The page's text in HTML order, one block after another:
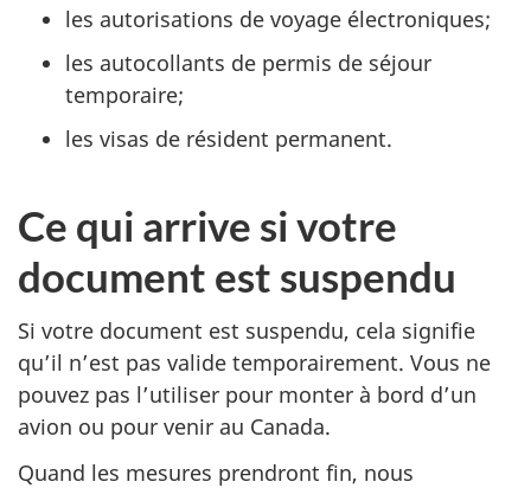
les autorisations de voyage électroniques;
les autocollants de permis de séjour
temporaire;
les visas de résident permanent.
Ce qui arrive si votre
document est suspendu
Si votre document est suspendu, cela signifie
qu’il n’est pas valide temporairement. Vous ne
pouvez pas l’utiliser pour monter à bord d’un
avion ou pour venir au Canada.
Quand les mesures prendront fin, nous